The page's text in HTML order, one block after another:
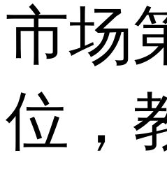
市场
位，